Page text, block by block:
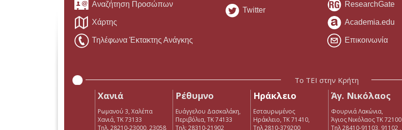
Αναζήτηση Προσώπων
Χάρτης
Τηλέφωνα Έκτακτης Ανάγκης
Twitter
ResearchGate
Academia.edu
Επικοινωνία
Το ΤΕΙ στην Κρήτη
Χανιά
Ρωμανού 3, Χαλέπα
Χανιά, ΤΚ 73133
Τηλ. 28210-23000, 23058
Ρέθυμνο
Ευάγγελου Δασκαλάκη,
Περιβόλια, ΤΚ 74133
Tηλ: 28310-21902
Ηράκλειο
Εσταυρωμένος
Ηράκλειο, ΤΚ 71410,
Τηλ 2810-379200
Άγ. Νικόλαος
Φουρνιά Λακώνια,
Άγιος Νικόλαος ΤΚ 72100
Τηλ 28410-91103, 91102 ,